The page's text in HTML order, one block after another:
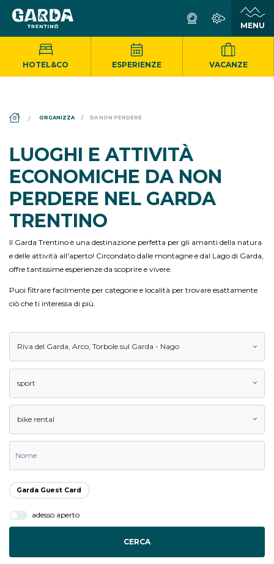
HOTEL&CO ESPERIENZE VACANZE
DS_BREADCRUMB.HOME
ORGANIZZA DA NON PERDERE
LUOGHI E ATTIVITÀ
ECONOMICHE DA NON
PERDERE NEL GARDA
TRENTINO
Il Garda Trentino è una destinazione perfetta per gli amanti della natura
e delle attività all'aperto! Circondato dalle montagne e dal Lago di Garda,
offre tantissime esperienze da scoprire e vivere.
Puoi filtrare facilmente per categorie e località per trovare esattamente
ciò che ti interessa di più.
Riva del Garda, Arco, Torbole sul Garda - Nago
sport
bike rental
Garda Guest Card
adesso aperto
CERCA